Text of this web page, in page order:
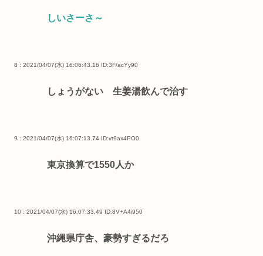
しいさーさ～
8 : 2021/04/07(水) 16:06:43.16 ID:3F/acYy90
しょうがない 生姜湯飲んで治す
9 : 2021/04/07(水) 16:07:13.74 ID:vt9ax4PO0
東京換算で1550人か
10 : 2021/04/07(水) 16:07:33.49 ID:8V+A4i950
沖縄県庁舎、豪勢すぎるだろ